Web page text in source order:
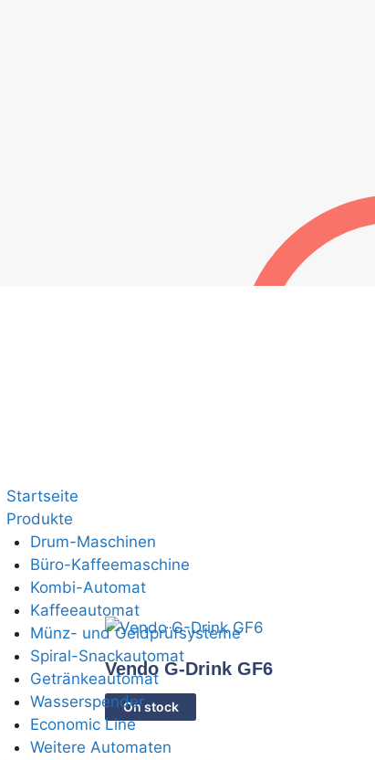
Startseite
Produkte
Drum-Maschinen
Büro-Kaffeemaschine
Kombi-Automat
Kaffeeautomat
Münz- und Geldprüfsysteme
Spiral-Snackautomat
Getränkeautomat
Wasserspender
Economic Line
Weitere Automaten
Vendo G-Drink GF6
On stock